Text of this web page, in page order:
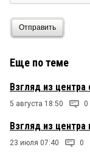
Отправить
Еще по теме
Взгляд из центра
5 августа 18:50 0
Взгляд из центра
23 июля 07:40 0